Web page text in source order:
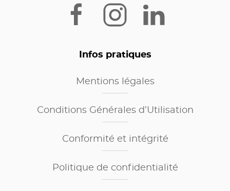
Infos pratiques
Mentions légales
Conditions Générales d’Utilisation
Conformité et intégrité
Politique de confidentialité